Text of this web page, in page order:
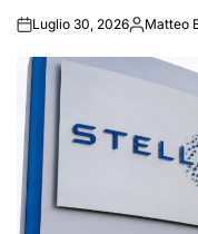
onLuglio 30, 2026Posted
Matteo